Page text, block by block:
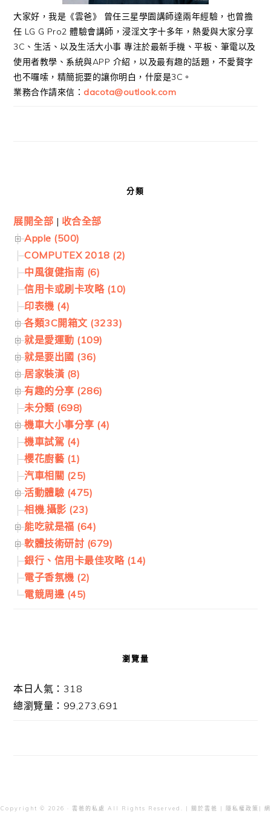
大家好，我是《雲爸》 曾任三星學園講師達兩年經驗，也曾擔
任 LG G Pro2 體驗會講師，浸淫文字十多年，熱愛與大家分享
3C、生活、以及生活大小事 專注於最新手機、平板、筆電以及
使用者教學、系統與APP 介紹，以及最有趣的話題，不愛贅字
也不囉嗦，精簡扼要的讓你明白，什麼是3C。
業務合作請來信： dacota@outlook.com
分類
展開全部 | 收合全部
Apple (500)
COMPUTEX 2018 (2)
中風復健指南 (6)
信用卡或刷卡攻略 (10)
印表機 (4)
各類3C開箱文 (3233)
就是愛運動 (109)
就是要出國 (36)
居家裝潢 (8)
有趣的分享 (286)
未分類 (698)
機車大小事分享 (4)
機車試駕 (4)
櫻花廚藝 (1)
汽車相關 (25)
活動體驗 (475)
相機.攝影 (23)
能吃就是福 (64)
軟體技術研討 (679)
銀行、信用卡最佳攻略 (14)
電子香氛機 (2)
電競周邊 (45)
瀏覽量
本日人氣：318
總瀏覽量：99,273,691
Copyright © 2026 · 雲爸的私處 All Rights Reserved. | 關於雲爸 | 隱私權政策 | 網